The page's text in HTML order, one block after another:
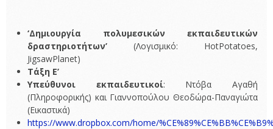
‘Δημιουργία πολυμεσικών εκπαιδευτικών
δραστηριοτήτων’ (Λογισμικό: HotPotatoes,
JigsawPlanet)
Τάξη Ε’
Υπεύθυνοι εκπαιδευτικοί: Ντόβα Αγαθή
(Πληροφορικής) και Γιαννοπούλου Θεοδώρα-Παναγιώτα
(Εικαστικά)
https://www.dropbox.com/home/